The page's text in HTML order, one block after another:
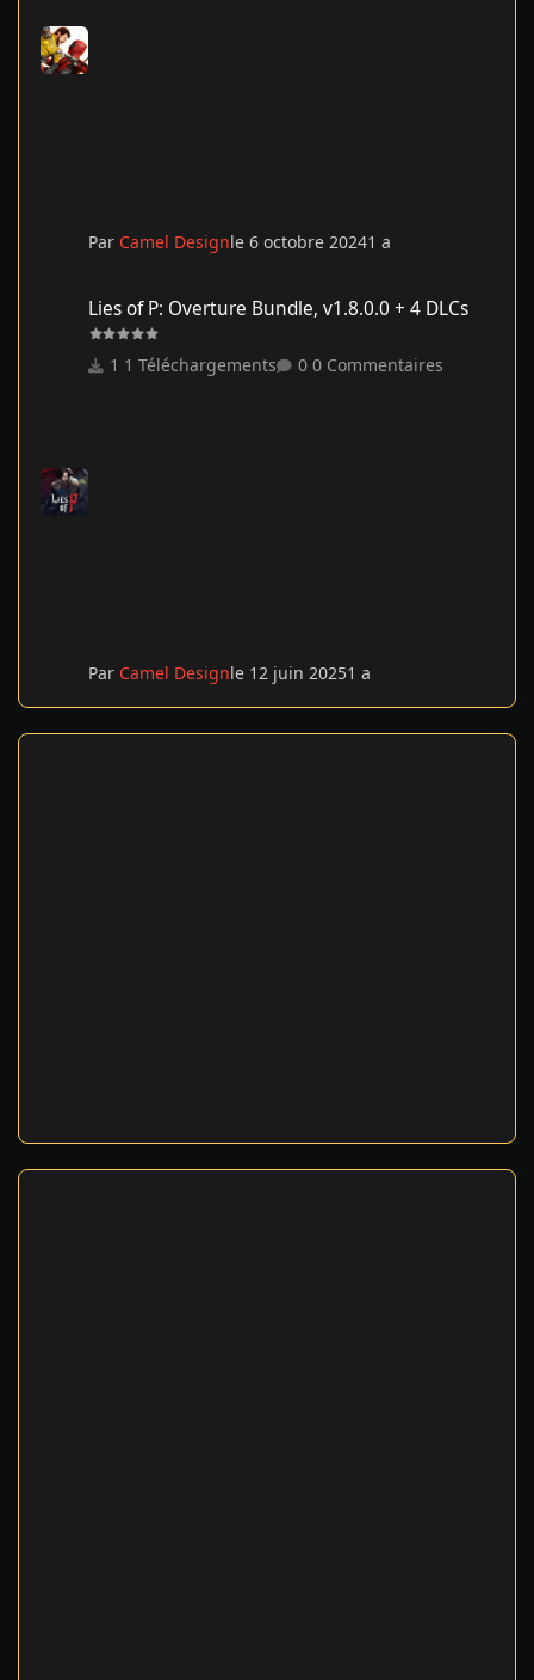
Par Camel Designle 6 octobre 20241 a
Lies of P: Overture Bundle, v1.8.0.0 + 4 DLCs
1 Téléchargements 0 Commentaires
Par Camel Designle 12 juin 20251 a